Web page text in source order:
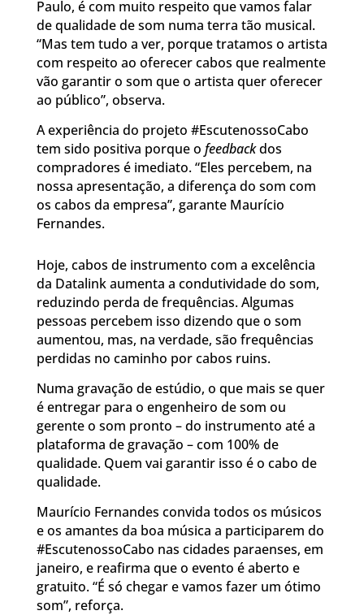
Paulo, é com muito respeito que vamos falar
de qualidade de som numa terra tão musical.
“Mas tem tudo a ver, porque tratamos o artista
com respeito ao oferecer cabos que realmente
vão garantir o som que o artista quer oferecer
ao público”, observa.
A experiência do projeto #EscutenossoCabo
tem sido positiva porque o feedbackdos
compradores é imediato. “Eles percebem, na
nossa apresentação, a diferença do som com
os cabos da empresa”, garante Maurício
Fernandes.
Hoje, cabos de instrumento com a excelência
da Datalink aumenta a condutividade do som,
reduzindo perda de frequências. Algumas
pessoas percebem isso dizendo que o som
aumentou, mas, na verdade, são frequências
perdidas no caminho por cabos ruins.
Numa gravação de estúdio, o que mais se quer
é entregar para o engenheiro de som ou
gerente o som pronto – do instrumento até a
plataforma de gravação – com 100% de
qualidade. Quem vai garantir isso é o cabo de
qualidade.
Maurício Fernandes convida todos os músicos
e os amantes da boa música a participarem do
#EscutenossoCabo nas cidades paraenses, em
janeiro, e reafirma que o evento é aberto e
gratuito. “É só chegar e vamos fazer um ótimo
som”, reforça.